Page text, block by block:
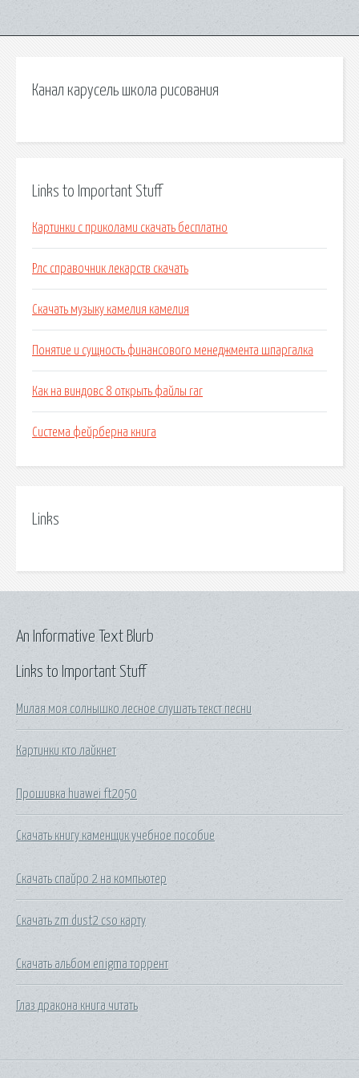
Канал карусель школа рисования
Links to Important Stuff
Картинки с приколами скачать бесплатно
Рлс справочник лекарств скачать
Скачать музыку камелия камелия
Понятие и сущность финансового менеджмента шпаргалка
Как на виндовс 8 открыть файлы rar
Система фейрберна книга
Links
Links to Important Stuff
Милая моя солнышко лесное слушать текст песни
Картинки кто лайкнет
Прошивка huawei ft2050
Скачать книгу каменщик учебное пособие
Скачать спайро 2 на компьютер
Скачать zm dust2 cso карту
Скачать альбом enigma торрент
Глаз дракона книга читать
An Informative Text Blurb